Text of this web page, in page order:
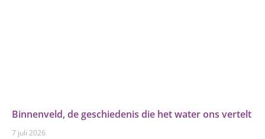
Binnenveld, de geschiedenis die het water ons vertelt
7 juli 2026